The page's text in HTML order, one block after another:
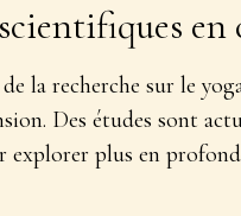
en
la recherche sur le
Des études sont
explorer plus en